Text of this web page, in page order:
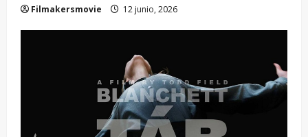
Filmakersmovie 12 junio, 2026